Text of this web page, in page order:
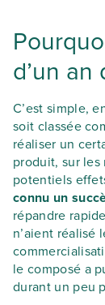
d’un
C’est simple,
soit classée
réaliser un
produit, sur les
potentiels
connu un
répandre
n’aient réalisé
le composé a
durant un peu